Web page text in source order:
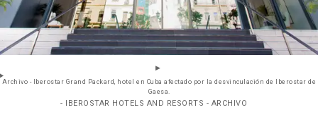
Archivo - Iberostar Grand Packard, hotel en Cuba afectado por la desvinculación de Iberostar de
Gaesa.
- IBEROSTAR HOTELS AND RESORTS - ARCHIVO